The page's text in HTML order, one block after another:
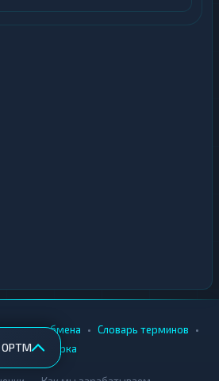
обмена • Словарь терминов •
AML-проверка